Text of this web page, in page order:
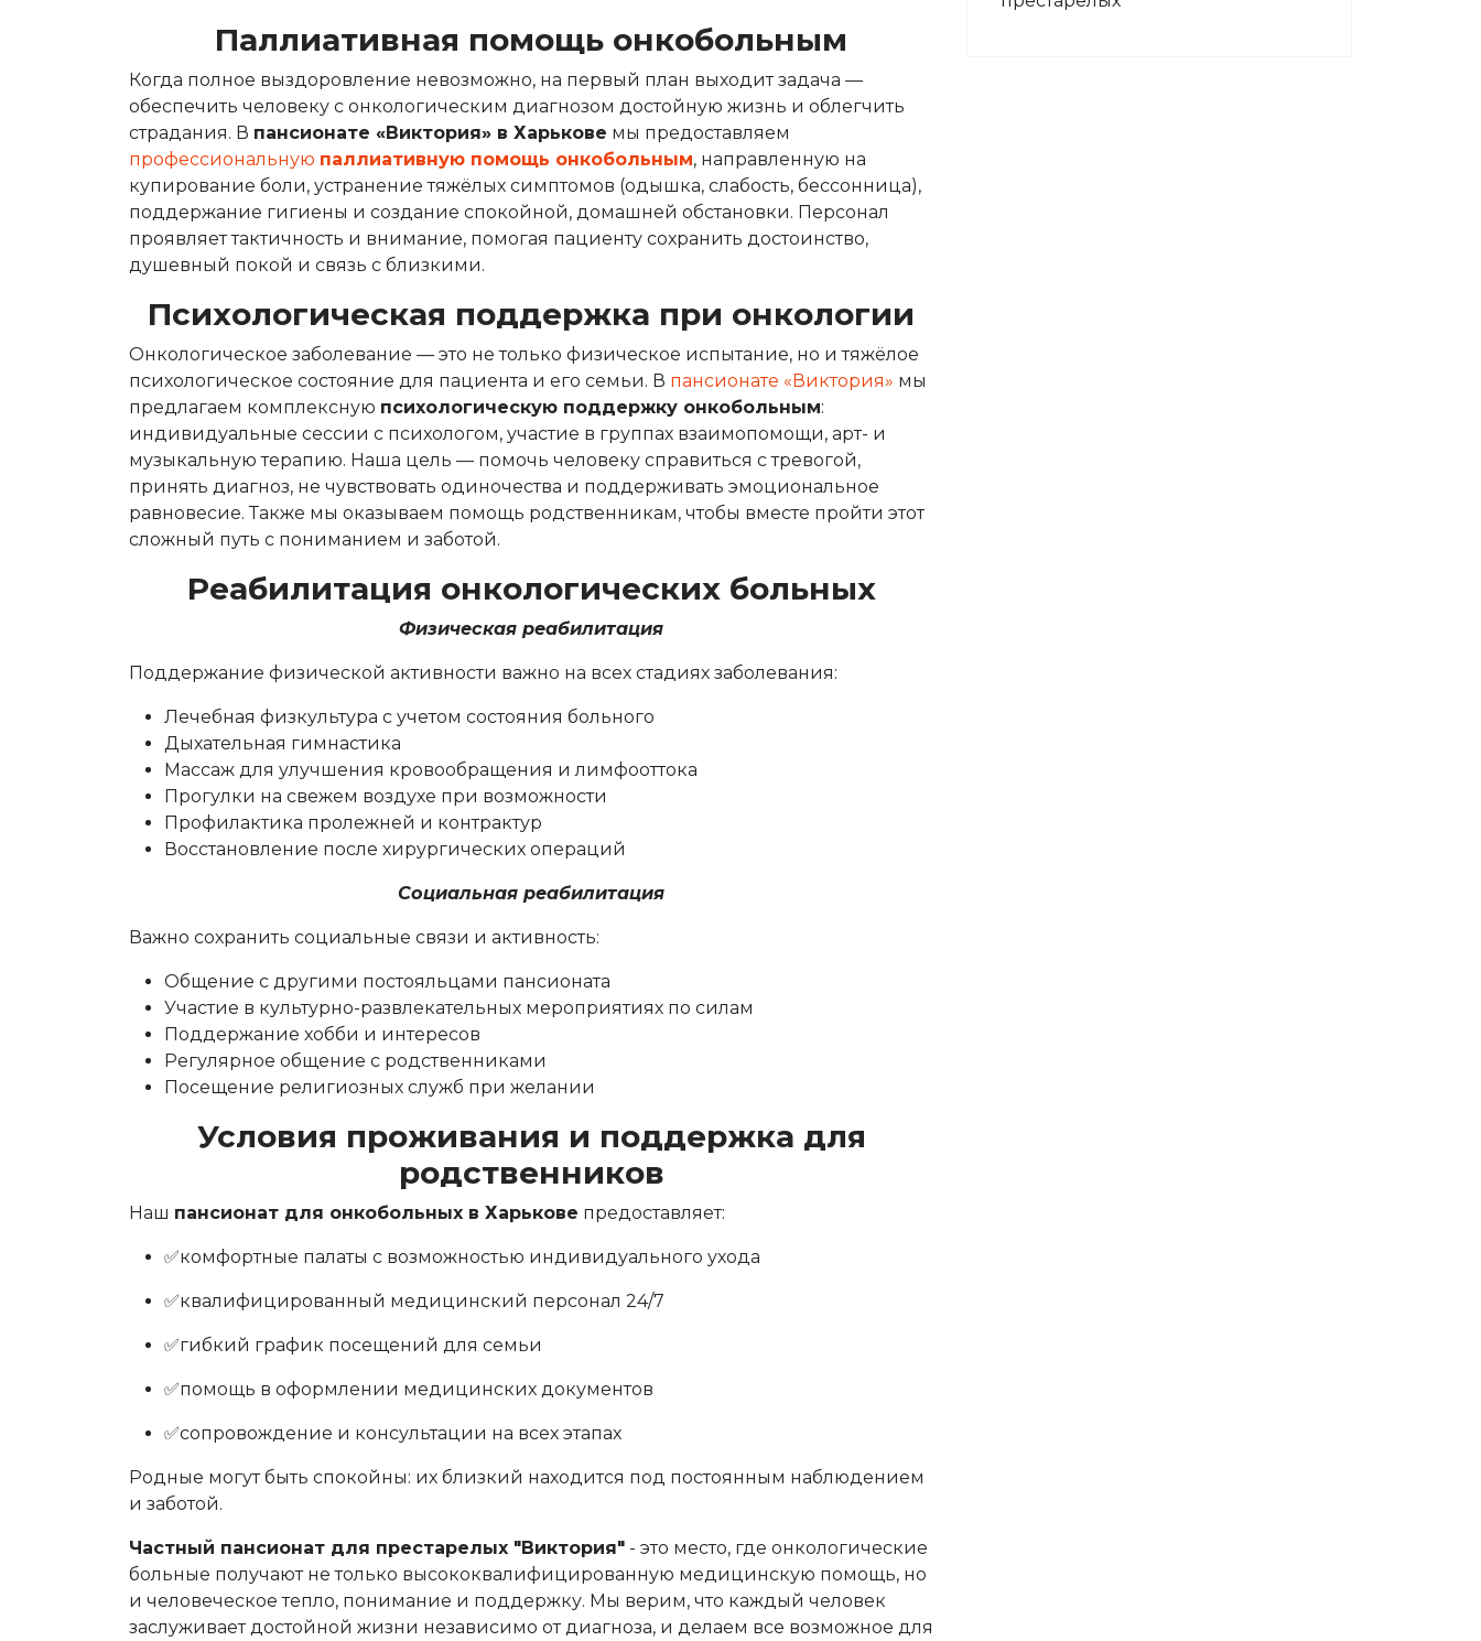
Паллиативная помощь онкобольным
Когда полное выздоровление невозможно, на первый план выходит задача —
обеспечить человеку с онкологическим диагнозом достойную жизнь и облегчить
страдания. В пансионате «Виктория» в Харькове мы предоставляем
профессиональную паллиативную помощь онкобольным, направленную на
купирование боли, устранение тяжёлых симптомов (одышка, слабость, бессонница),
поддержание гигиены и создание спокойной, домашней обстановки. Персонал
проявляет тактичность и внимание, помогая пациенту сохранить достоинство,
душевный покой и связь с близкими.
Психологическая поддержка при онкологии
Онкологическое заболевание — это не только физическое испытание, но и тяжёлое
психологическое состояние для пациента и его семьи. В пансионате «Виктория» мы
предлагаем комплексную психологическую поддержку онкобольным:
индивидуальные сессии с психологом, участие в группах взаимопомощи, арт- и
музыкальную терапию. Наша цель — помочь человеку справиться с тревогой,
принять диагноз, не чувствовать одиночества и поддерживать эмоциональное
равновесие. Также мы оказываем помощь родственникам, чтобы вместе пройти этот
сложный путь с пониманием и заботой.
Реабилитация онкологических больных
Физическая реабилитация
Поддержание физической активности важно на всех стадиях заболевания:
Лечебная физкультура с учетом состояния больного
Дыхательная гимнастика
Массаж для улучшения кровообращения и лимфооттока
Прогулки на свежем воздухе при возможности
Профилактика пролежней и контрактур
Восстановление после хирургических операций
Социальная реабилитация
Важно сохранить социальные связи и активность:
Общение с другими постояльцами пансионата
Участие в культурно-развлекательных мероприятиях по силам
Поддержание хобби и интересов
Регулярное общение с родственниками
Посещение религиозных служб при желании
Условия проживания и поддержка для
родственников
Наш пансионат для онкобольных в Харькове предоставляет:
✅комфортные палаты с возможностью индивидуального ухода
✅квалифицированный медицинский персонал 24/7
✅гибкий график посещений для семьи
✅помощь в оформлении медицинских документов
✅сопровождение и консультации на всех этапах
Родные могут быть спокойны: их близкий находится под постоянным наблюдением
и заботой.
Частный пансионат для престарелых "Виктория" - это место, где онкологические
больные получают не только высококвалифицированную медицинскую помощь, но
и человеческое тепло, понимание и поддержку. Мы верим, что каждый человек
заслуживает достойной жизни независимо от диагноза, и делаем все возможное для